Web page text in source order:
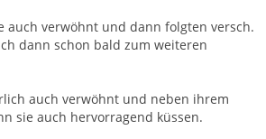
auch verwöhnt und dann folgten versch.
dann schon bald zum weiteren
auch verwöhnt und neben ihrem
sie auch hervorragend küssen.